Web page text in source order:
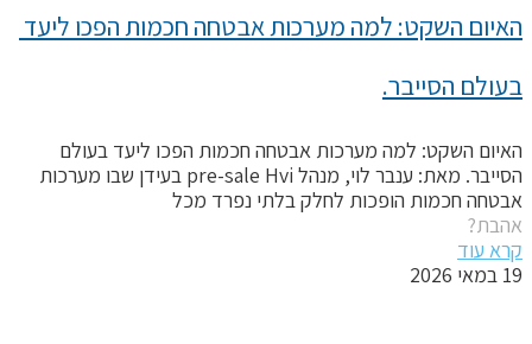
האיום השקט: למה מערכות אבטחה חכמות הפכו ליעד
הסייבר.
השקט: למה מערכות אבטחה חכמות הפכו ליעד בעולם
הסייבר. מאת: ענבר לוי, מנהל pre-sale Hvi בעידן שבו מערכות
חכמות הופכות לחלק בלתי נפרד מכל
עוד
2026